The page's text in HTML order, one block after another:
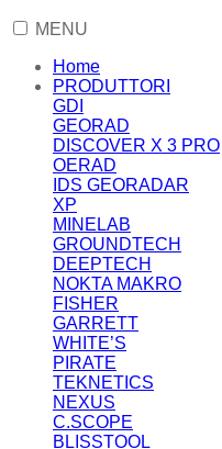
MENU
Home
PRODUTTORI
GDI
GEORAD
DISCOVER X 3 PRO
OERAD
IDS GEORADAR
XP
MINELAB
GROUNDTECH
DEEPTECH
NOKTA MAKRO
FISHER
GARRETT
WHITE’S
PIRATE
TEKNETICS
NEXUS
C.SCOPE
BLISSTOOL